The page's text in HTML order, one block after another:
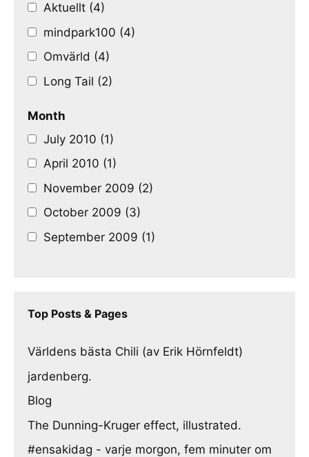
Aktuellt (4)
mindpark100 (4)
Omvärld (4)
Long Tail (2)
Month
July 2010 (1)
April 2010 (1)
November 2009 (2)
October 2009 (3)
September 2009 (1)
Top Posts & Pages
Världens bästa Chili (av Erik Hörnfeldt)
jardenberg.
Blog
The Dunning-Kruger effect, illustrated.
#ensakidag - varje morgon, fem minuter om